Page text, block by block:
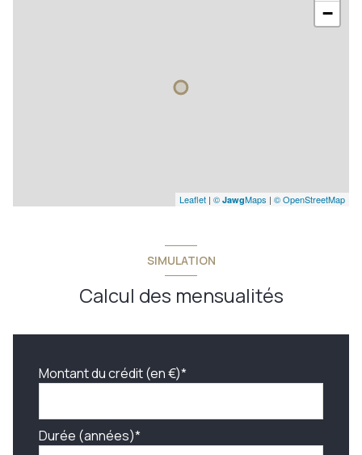
−
Leaflet | © JawgMaps | © OpenStreetMap
SIMULATION
Calcul des mensualités
Montant du crédit (en €)*
Durée (années)*